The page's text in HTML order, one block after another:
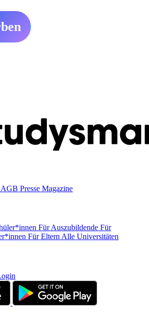
AGB Presse Magazine
Für Auszubildende Für
Für Eltern Alle Universitäten